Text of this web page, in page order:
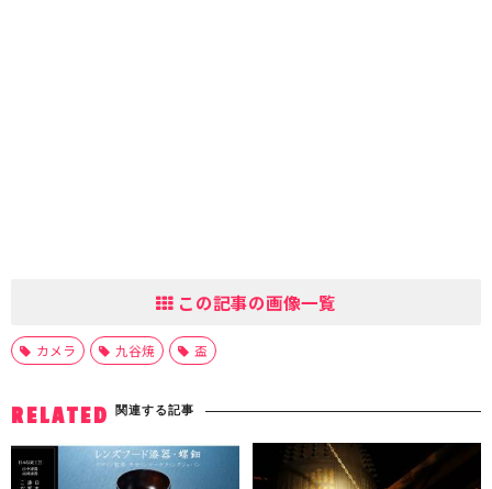
この記事の画像一覧
カメラ 九谷焼 盃
RELATED 関連する記事